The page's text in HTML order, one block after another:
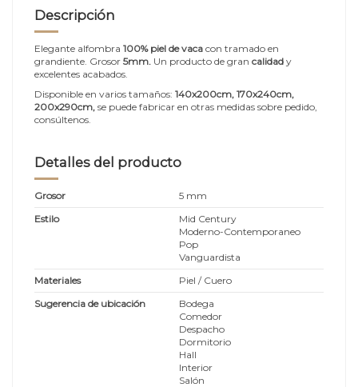
Descripción
Elegante alfombra 100% piel de vaca con tramado en
grandiente. Grosor 5mm. Un producto de gran calidad y
excelentes acabados.
Disponible en varios tamaños: 140x200cm, 170x240cm,
200x290cm, se puede fabricar en otras medidas sobre pedido,
consúltenos.
Detalles del producto
Grosor
5 mm
Estilo
Mid Century
Moderno-Contemporaneo
Pop
Vanguardista
Materiales
Piel / Cuero
Sugerencia de ubicación
Bodega
Comedor
Despacho
Dormitorio
Hall
Interior
Salón